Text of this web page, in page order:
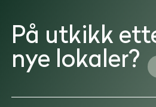
På utkikk
nye lokaler?